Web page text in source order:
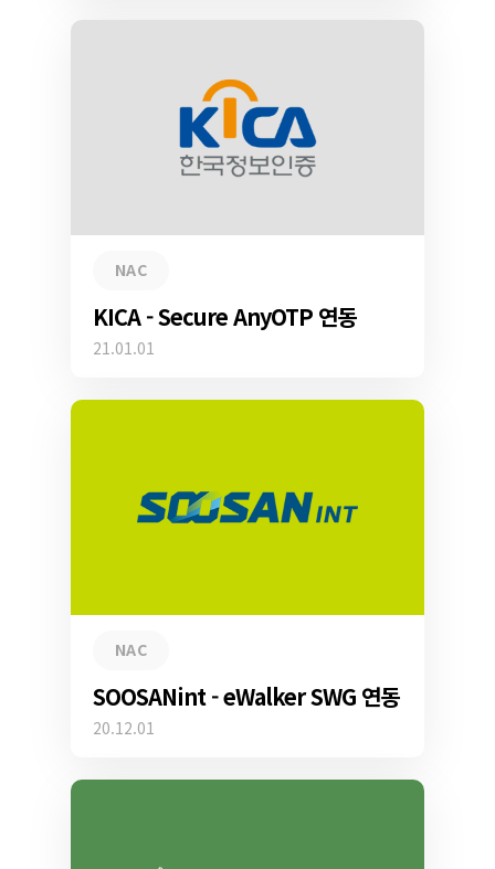
NAC
KICA - Secure AnyOTP 연동
21.01.01
NAC
SOOSANint - eWalker SWG 연동
20.12.01